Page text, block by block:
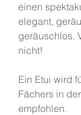
einen
elegant,
geräuschlos.
nicht!
Ein Etui wird
Fächers in
empfohlen.